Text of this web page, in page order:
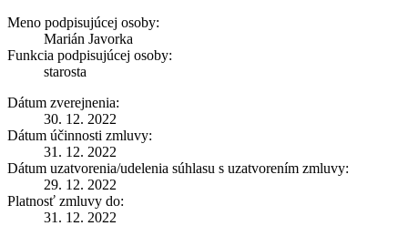
Meno podpisujúcej osoby:
Marián Javorka
Funkcia podpisujúcej osoby:
starosta
Dátum zverejnenia:
30. 12. 2022
Dátum účinnosti zmluvy:
31. 12. 2022
Dátum uzatvorenia/udelenia súhlasu s uzatvorením zmluvy:
29. 12. 2022
Platnosť zmluvy do:
31. 12. 2022